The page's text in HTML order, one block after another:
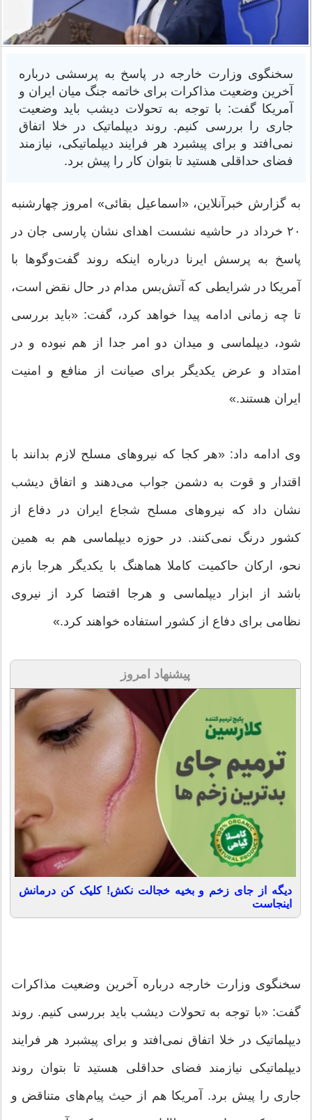
سخنگوی وزارت خارجه در پاسخ به پرسشی درباره
آخرین وضعیت مذاکرات برای خاتمه جنگ میان ایران و
آمریکا گفت: با توجه به تحولات دیشب باید وضعیت
جاری را بررسی کنیم. روند دیپلماتیک در خلا اتفاق
نمی‌افتد و برای پیشبرد هر فرایند دیپلماتیکی، نیازمند
فضای حداقلی هستید تا بتوان کار را پیش برد.
به گزارش خبرآنلاین، «اسماعیل بقائی» امروز چهارشنبه
۲۰ خرداد در حاشیه نشست اهدای نشان پارسی‌ جان در
پاسخ به پرسش ایرنا درباره اینکه روند گفت‌وگوها با
آمریکا در شرایطی که آتش‌بس مدام در حال نقض است،
تا چه زمانی ادامه پیدا خواهد کرد، گفت: «باید بررسی
شود، دیپلماسی و میدان دو امر جدا از هم نبوده و در
امتداد و عرض یکدیگر برای صیانت از منافع و امنیت
ایران هستند.»
وی ادامه داد: «هر کجا که نیروهای مسلح لازم بدانند با
اقتدار و قوت به دشمن جواب می‌دهند و اتفاق دیشب
نشان داد که نیروهای مسلح شجاع ایران در دفاع از
کشور درنگ نمی‌کنند. در حوزه دیپلماسی هم به همین
نحو، ارکان حاکمیت کاملا هماهنگ با یکدیگر هرجا بازم
باشد از ابزار دیپلماسی و هرجا اقتضا کرد از نیروی
نظامی برای دفاع از کشور استفاده خواهند کرد.»
پیشنهاد امروز
دیگه از جای زخم و بخیه خجالت نکش! کلیک کن درمانش
اینجاست
سخنگوی وزارت خارجه درباره آخرین وضعیت مذاکرات
گفت: «با توجه به تحولات دیشب باید بررسی کنیم. روند
دیپلماتیک در خلا اتفاق نمی‌افتد و برای پیشبرد هر فرایند
دیپلماتیکی نیازمند فضای حداقلی هستید تا بتوان روند
جاری را پیش برد. آمریکا هم از حیث پیام‌های متناقض و